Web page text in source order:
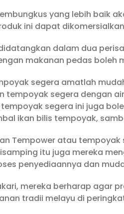
yang lebih baik
ini dapat
dalam dua
makanan pedas boleh
segera amatlah
tempoyak segera dengan
segera ini juga
ikan bilis tempoyak,
Tempower atau
itu juga mereka
penyediaannya dan
mereka berharap agar
tradii melayu di